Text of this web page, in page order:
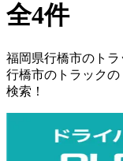
全4件
福岡県行橋市の ト
行橋市の トラックの
検索！